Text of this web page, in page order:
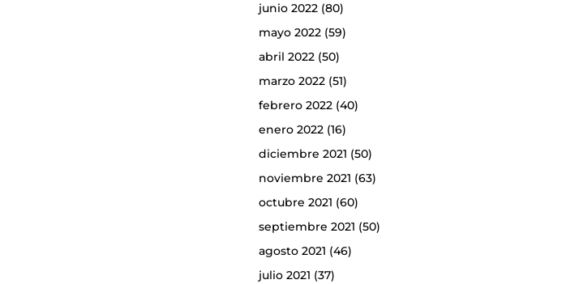
junio 2022(80)
mayo 2022(59)
abril 2022(50)
marzo 2022(51)
febrero 2022(40)
enero 2022(16)
diciembre 2021 (50)
noviembre 2021 (63)
octubre 2021 (60)
septiembre 2021 (50)
agosto 2021 (46)
julio 2021 (37)